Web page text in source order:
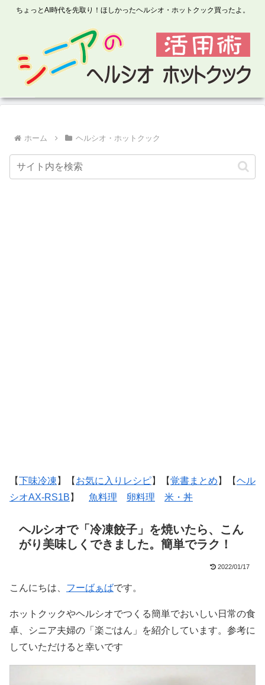
ちょっとAI時代を先取り！ほしかったヘルシオ・ホットクック買ったよ。
ホーム ヘルシオ・ホットクック
【下味冷凍 】【 お気に入りレシピ】【覚書まとめ 】【ヘル
シオAX-RS1B 】 魚料理 卵料理 米・丼
ヘルシオで「冷凍餃子」を焼いたら、こん
がり美味しくできました。簡単でラク！
2022/01/17
こんにちは、 フーばぁばです。
ホットクックやヘルシオでつくる簡単でおいしい日常の食
卓、シニア夫婦の「楽ごはん」を紹介しています。参考に
していただけると幸いです